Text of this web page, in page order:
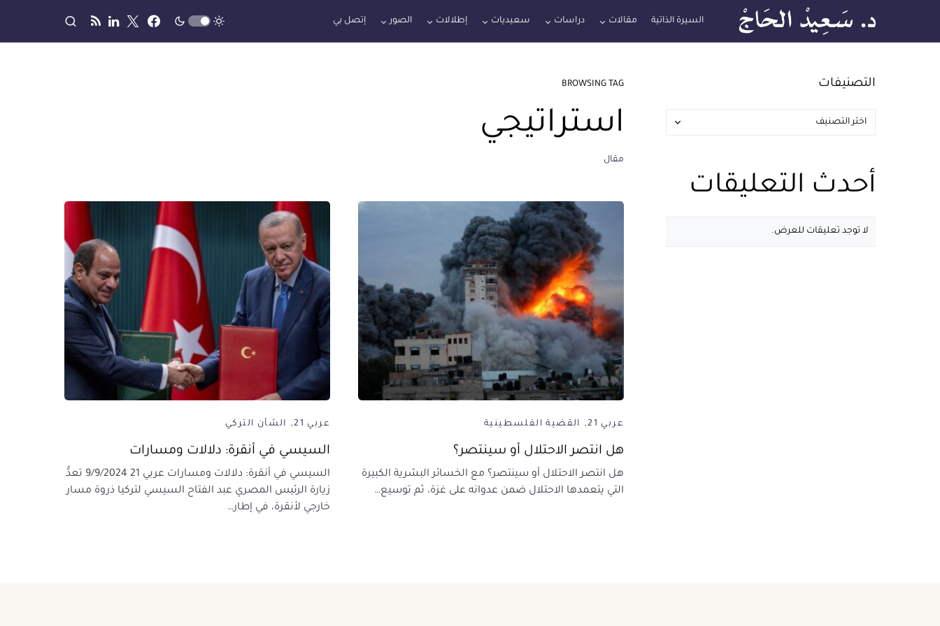
السيرة الذاتية مقالات دراسات سعيديات إطلالات الصور إتصل بي
BROWSING TAG
استراتيجي
مقال
عربي 21 القضية الفلسطينية
هل انتصر الاحتلال أو سينتصر؟
هل انتصر الاحتلال أو سينتصر؟ مع الخسائر البشرية الكبيرة
التي يتعمدها الاحتلال ضمن عدوانه على غزة، ثم توسيع…
عربي 21 الشأن التركي
السيسي في أنقرة: دلالات ومسارات
السيسي في أنقرة: دلالات ومسارات عربي 21 9/9/2024 تعدُّ
زيارة الرئيس المصري عبد الفتاح السيسي لتركيا ذروة مسار
خارجي لأنقرة، في إطار…
التصنيفات
أحدث التعليقات
لا توجد تعليقات للعرض.